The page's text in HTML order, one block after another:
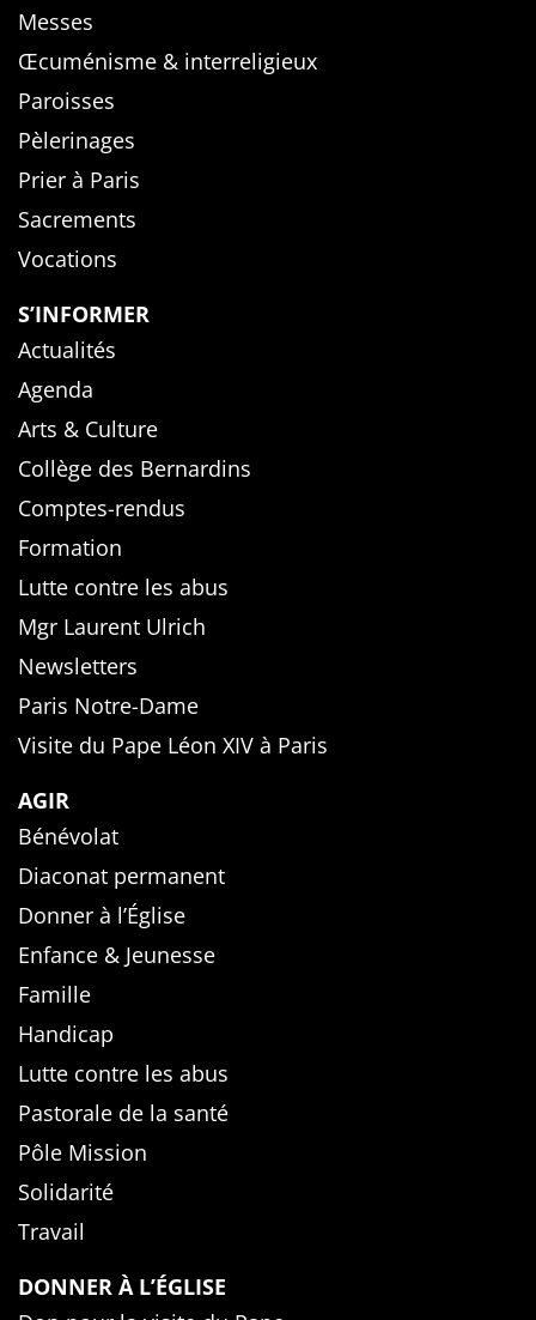
Messes
Œcuménisme & interreligieux
Paroisses
Pèlerinages
Prier à Paris
Sacrements
Vocations
S’INFORMER
Actualités
Agenda
Arts & Culture
Collège des Bernardins
Comptes-rendus
Formation
Lutte contre les abus
Mgr Laurent Ulrich
Newsletters
Paris Notre-Dame
Visite du Pape Léon XIV à Paris
AGIR
Bénévolat
Diaconat permanent
Donner à l’Église
Enfance & Jeunesse
Famille
Handicap
Lutte contre les abus
Pastorale de la santé
Pôle Mission
Solidarité
Travail
DONNER À L’ÉGLISE